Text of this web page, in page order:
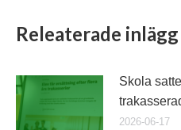
Releaterade inlägg
Skola
2026-06-17